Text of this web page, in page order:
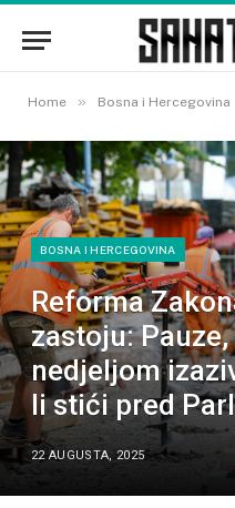
Home » Bosna i Hercegovina
BOSNA I HERCEGOVINA
Reforma
zastoju:
nedjeljom
li stići pred
22 AUGUSTA, 2025